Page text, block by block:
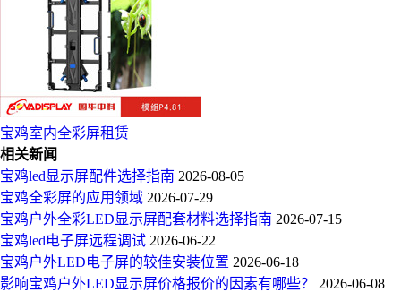
宝鸡室内全彩屏租赁
相关新闻
宝鸡led显示屏配件选择指南 2026-08-05
宝鸡全彩屏的应用领域 2026-07-29
宝鸡户外全彩LED显示屏配套材料选择指南 2026-07-15
宝鸡led电子屏远程调试 2026-06-22
宝鸡户外LED电子屏的较佳安装位置 2026-06-18
影响宝鸡户外LED显示屏价格报价的因素有哪些？ 2026-06-08